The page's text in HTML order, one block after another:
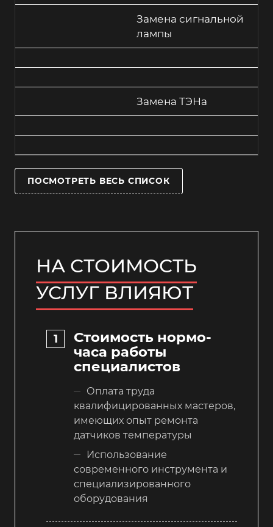
Замена сигнальной
лампы
Замена ТЭНа
ПОСМОТРЕТЬ ВЕСЬ СПИСОК
НА СТОИМОСТЬ
УСЛУГ ВЛИЯЮТ
Стоимость нормо-
часа работы
специалистов
Оплата труда
квалифицированных мастеров,
имеющих опыт ремонта
датчиков температуры
Использование
современного инструмента и
специализированного
оборудования